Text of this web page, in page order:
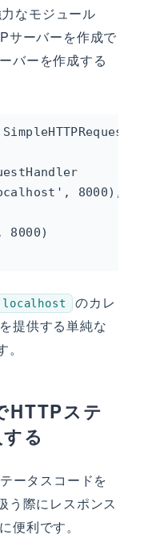
なモジュール
サーバーを作成で
バーを作成する
8000),
localhost
のカレ
提供する単純な
ステ
る
ータスコードを
う際にレスポンス
便利です。